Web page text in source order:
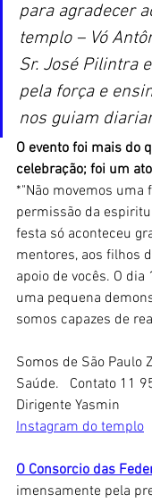
para agradecer
templo – Vó
Sr. José Pilintra
pela força e
nos guiam
O evento foi mais do
celebração; foi um
*"Não movemos uma
permissão da
festa só aconteceu
mentores, aos filhos
apoio de vocês. O
uma pequena
somos capazes de
Somos de São Paulo
Saúde.   Contato 11
Dirigente Yasmin
Instagram do templo
O Consorcio das
imensamente pela